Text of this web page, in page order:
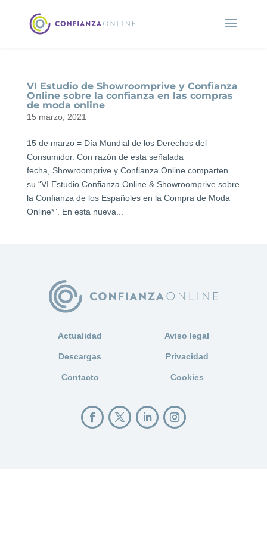
VI Estudio de Showroomprive y Confianza
Online sobre la confianza en las compras
de moda online
15 marzo, 2021
15 de marzo = Día Mundial de los Derechos del
Consumidor. Con razón de esta señalada
fecha, Showroomprive y Confianza Online comparten
su “VI Estudio Confianza Online & Showroomprive sobre
la Confianza de los Españoles en la Compra de Moda
Online*”. En esta nueva...
Actualidad
Descargas
Contacto
Aviso legal
Privacidad
Cookies